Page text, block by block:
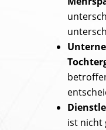
ist nicht